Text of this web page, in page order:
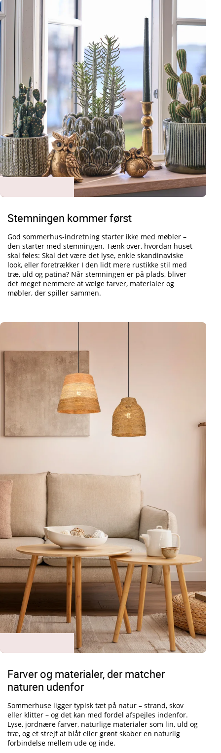
Stemningen kommer først
God sommerhus-indretning starter ikke med møbler –
den starter med stemningen. Tænk over, hvordan huset
skal føles: Skal det være det lyse, enkle skandinaviske
look, eller foretrækker I den lidt mere rustikke stil med
træ, uld og patina? Når stemningen er på plads, bliver
det meget nemmere at vælge farver, materialer og
møbler, der spiller sammen.
Farver og materialer, der matcher
naturen udenfor
Sommerhuse ligger typisk tæt på natur – strand, skov
eller klitter – og det kan med fordel afspejles indenfor.
Lyse, jordnære farver, naturlige materialer som lin, uld og
træ, og et strejf af blåt eller grønt skaber en naturlig
forbindelse mellem ude og inde.